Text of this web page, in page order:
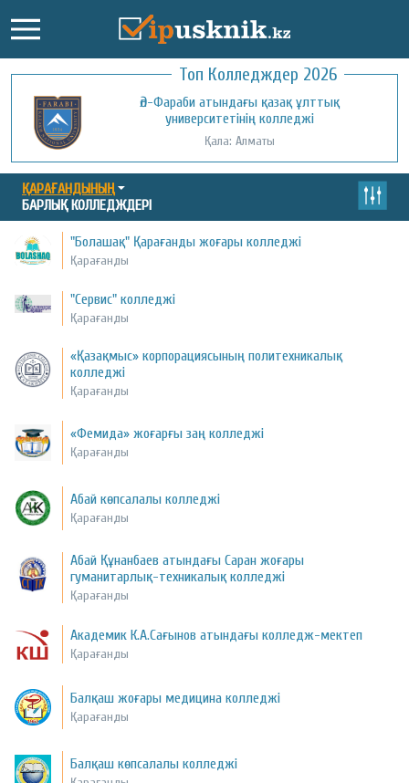
Топ Колледждер 2026
Әл-Фараби атындағы қазақ ұлттық
университетінің колледжі
Қала: Алматы
ҚАРАҒАНДЫНЫҢ
БАРЛЫҚ КОЛЛЕДЖДЕРІ
"Болашақ" Қарағанды жоғары колледжі
Қарағанды
"Сервис" колледжі
Қарағанды
«Қазақмыс» корпорациясының политехникалық
колледжі
Қарағанды
«Фемида» жоғарғы заң колледжі
Қарағанды
Абай көпсалалы колледжі
Қарағанды
Абай Құнанбаев атындағы Саран жоғары
гуманитарлық-техникалық колледжі
Қарағанды
Академик К.А.Сағынов атындағы колледж-мектеп
Қарағанды
Балқаш жоғары медицина колледжі
Қарағанды
Балқаш көпсалалы колледжі